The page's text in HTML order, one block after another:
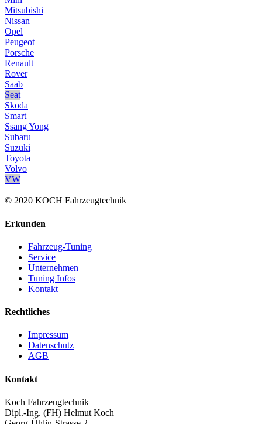
Mitsubishi
Nissan
Opel
Peugeot
Porsche
Renault
Rover
Saab
Seat
Skoda
Smart
Ssang Yong
Subaru
Suzuki
Toyota
Volvo
VW
© 2020 KOCH Fahrzeugtechnik
Erkunden
Fahrzeug-Tuning
Service
Unternehmen
Tuning Infos
Kontakt
Rechtliches
Impressum
Datenschutz
AGB
Kontakt
Koch Fahrzeugtechnik
Dipl.-Ing. (FH) Helmut Koch